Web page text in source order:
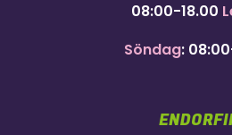
08:00-18.00
Söndag: